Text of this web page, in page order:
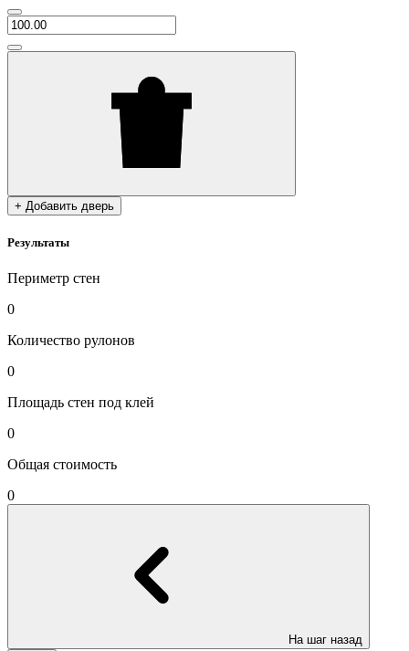
+ Добавить дверь
Результаты
Периметр стен
0
Количество рулонов
0
Площадь стен под клей
0
Общая стоимость
0
На шаг назад